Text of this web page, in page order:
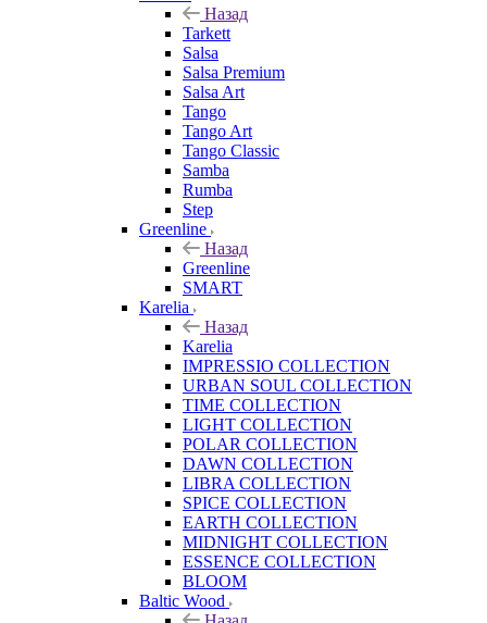
Назад
Tarkett
Salsa
Salsa Premium
Salsa Art
Tango
Tango Art
Tango Classic
Samba
Rumba
Step
Greenline
Назад
Greenline
SMART
Karelia
Назад
Karelia
IMPRESSIO COLLECTION
URBAN SOUL COLLECTION
TIME COLLECTION
LIGHT COLLECTION
POLAR COLLECTION
DAWN COLLECTION
LIBRA COLLECTION
SPICE COLLECTION
EARTH COLLECTION
MIDNIGHT COLLECTION
ESSENCE COLLECTION
BLOOM
Baltic Wood